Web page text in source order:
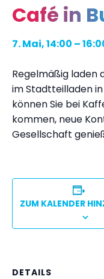
Café in
7. Mai, 14:00 –
Regelmäßig laden
im Stadtteilladen
können Sie bei
kommen, neue
Gesellschaft
ZUM KALENDER
DETAILS